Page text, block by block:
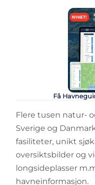
29 ft
Få
Flere tusen natur-
Sverige og
fasiliteter, unikt
oversiktsbilder og
longsideplasser
havneinformasjon.